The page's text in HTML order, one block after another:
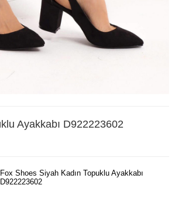
Ayakkabı D922223602
Fox Shoes Siyah Kadın Topuklu Ayakkabı
D922223602